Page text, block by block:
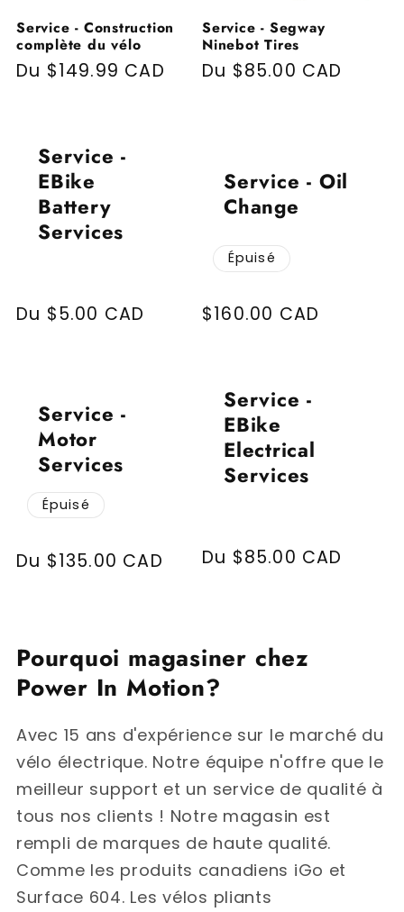
Service - Construction
complète du vélo
Prix habituel
Du $149.99 CAD
Service - Segway
Ninebot Tires
Prix habituel
Du $85.00 CAD
Service -
EBike
Battery
Services
Prix habituel
Du $5.00 CAD
Service - Oil
Change
Épuisé
Prix habituel
$160.00 CAD
Service -
Motor
Services
Épuisé
Prix habituel
Du $135.00 CAD
Service -
EBike
Electrical
Services
Prix habituel
Du $85.00 CAD
Pourquoi magasiner chez
Power In Motion?
Avec 15 ans d'expérience sur le marché du
vélo électrique. Notre équipe n'offre que le
meilleur support et un service de qualité à
tous nos clients ! Notre magasin est
rempli de marques de haute qualité.
Comme les produits canadiens iGo et
Surface 604. Les vélos pliants